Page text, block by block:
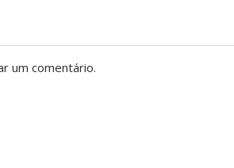
um comentário.